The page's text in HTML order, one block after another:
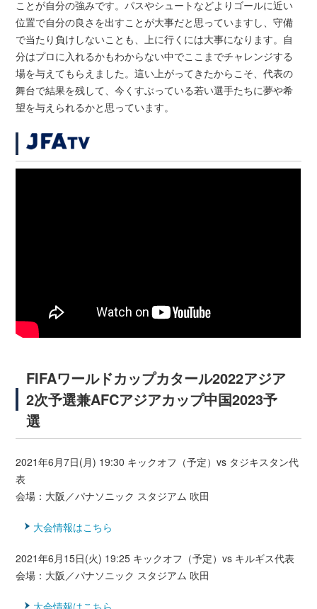
ことが自分の強みです。パスやシュートなどよりゴールに近い
位置で自分の良さを出すことが大事だと思っていますし、守備
で当たり負けしないことも、上に行くには大事になります。自
分はプロに入れるかもわからない中でここまでチャレンジする
場を与えてもらえました。這い上がってきたからこそ、代表の
舞台で結果を残して、今くすぶっている若い選手たちに夢や希
望を与えられるかと思っています。
FIFAワールドカップカタール2022アジア
2次予選兼AFCアジアカップ中国2023予
選
2021年6月7日(月) 19:30 キックオフ（予定）vs タジキスタン代
表
会場：大阪／パナソニック スタジアム 吹田
大会情報はこちら
2021年6月15日(火) 19:25 キックオフ（予定）vs キルギス代表
会場：大阪／パナソニック スタジアム 吹田